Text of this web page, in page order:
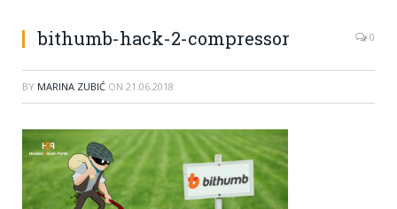
bithumb-hack-2-compressor 0
BY MARINA ZUBIĆ ON 21.06.2018